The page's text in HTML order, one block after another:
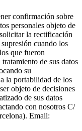
confirmación sobre
personales objeto de
la rectificación
cuando los
que fueron
de sus datos
su
la portabilidad de los
objeto de decisiones
de sus datos
con nosotros C/
Email: